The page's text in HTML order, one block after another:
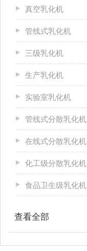
真空乳化机
管线式乳化机
三级乳化机
生产乳化机
实验室乳化机
管线式分散乳化机
在线式分散乳化机
化工级分散乳化机
食品卫生级乳化机
查看全部